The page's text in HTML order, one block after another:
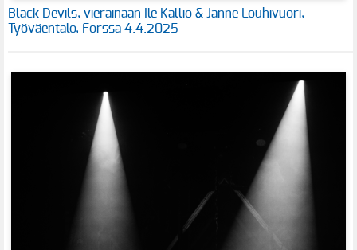
Black Devils, vierainaan Ile Kallio & Janne Louhivuori,
Työväentalo, Forssa 4.4.2025